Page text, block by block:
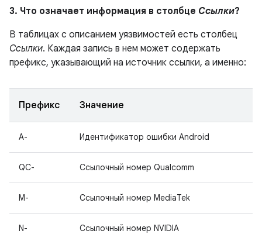
3. Что означает информация в столбце Ссылки?
В таблицах с описанием уязвимостей есть столбец
Ссылки. Каждая запись в нем может содержать
префикс, указывающий на источник ссылки, а именно:
Префикс Значение
A- Идентификатор ошибки Android
QC- Ссылочный номер Qualcomm
M- Ссылочный номер MediaTek
N- Ссылочный номер NVIDIA